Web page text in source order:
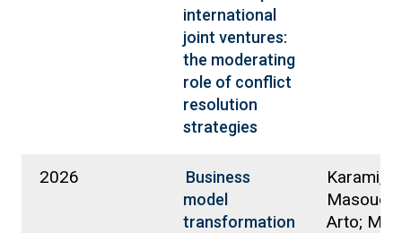
international
joint ventures:
the moderating
role of conflict
resolution
strategies
2026
Business
model
transformation
Karami,
Masoud;
Arto;